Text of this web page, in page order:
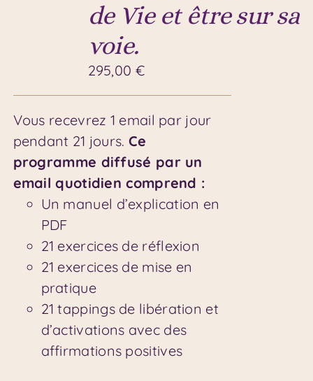
de Vie et être sur sa
voie.
295,00 €
Vous recevrez 1 email par jour
pendant 21 jours. Ce
programme diffusé par un
email quotidien comprend :
Un manuel d’explication en
PDF
21 exercices de réflexion
21 exercices de mise en
pratique
21 tappings de libération et
d’activations avec des
affirmations positives